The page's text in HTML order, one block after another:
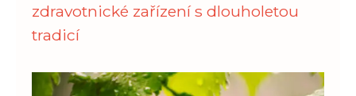
zdravotnické zařízení s dlouholetou
tradicí